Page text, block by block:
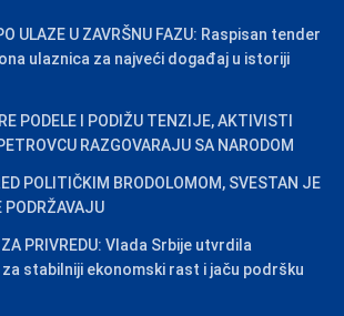
ULAZE U ZAVRŠNU FAZU: Raspisan tender
ulaznica za najveći događaj u istoriji
PODELE I PODIŽU TENZIJE, AKTIVISTI
RAZGOVARAJU SA NARODOM
POLITIČKIM BRODOLOMOM, SVESTAN JE
PODRŽAVAJU
ZA PRIVREDU: Vlada Srbije utvrdila
stabilniji ekonomski rast i jaču podršku